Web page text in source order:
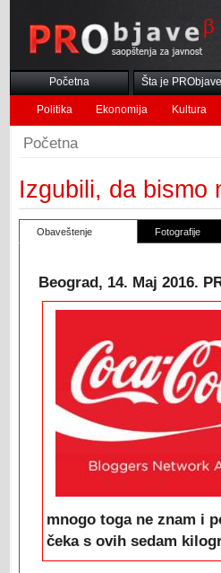
Početna Šta je
Politika Ekonomija Kultura
Početna
Izgubili, da bismo
Obaveštenje Fotografije
Beograd, 14. Maj 2016.
mnogo toga ne znam i
čeka s ovih sedam